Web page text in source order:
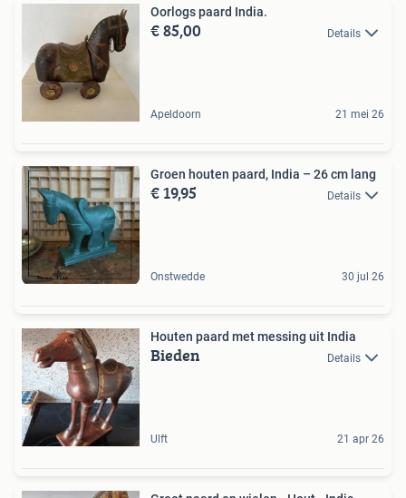
Oorlogs paard India.
€ 85,00 Details
Apeldoorn 21 mei 26
Groen houten paard, India – 26 cm lang
€ 19,95 Details
Onstwedde 30 jul 26
Houten paard met messing uit India
Bieden Details
Ulft 21 apr 26